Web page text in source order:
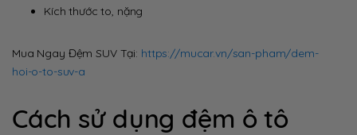
Kích thước to, nặng
Mua Ngay Đệm SUV Tại: https://mucar.vn/san-pham/dem-
hoi-o-to-suv-a
Cách sử dụng đệm ô tô